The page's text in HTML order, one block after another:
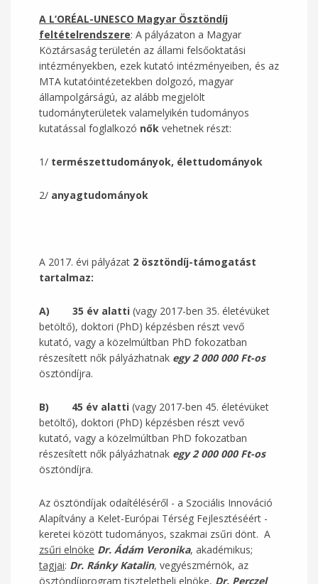
A L’ORÉAL-UNESCO Magyar Ösztöndíj
feltételrendszere: A pályázaton a Magyar
Köztársaság területén az állami felsőoktatási
intézményekben, ezek kutató intézményeiben, és az
MTA kutatóintézetekben dolgozó, magyar
állampolgárságú, az alább megjelölt
tudományterületek valamelyikén tudományos
kutatással foglalkozó nők vehetnek részt:
1/ természettudományok, élettudományok
2/ anyagtudományok
A 2017. évi pályázat 2 ösztöndíj-támogatást
tartalmaz:
A) 35 év alatti (vagy 2017-ben 35. életévüket
betöltő), doktori (PhD) képzésben részt vevő
kutató, vagy a közelmúltban PhD fokozatban
részesített nők pályázhatnak egy 2 000 000 Ft-os
ösztöndíjra.
B) 45 év alatti (vagy 2017-ben 45. életévüket
betöltő), doktori (PhD) képzésben részt vevő
kutató, vagy a közelmúltban PhD fokozatban
részesített nők pályázhatnak egy 2 000 000 Ft-os
ösztöndíjra.
Az ösztöndíjak odaítéléséről - a Szociális Innováció
Alapítvány a Kelet-Európai Térség Fejlesztéséért -
keretei között tudományos, szakmai zsűri dönt. A
zsűri elnöke Dr. Ádám Veronika, akadémikus;
tagjai: Dr. Ránky Katalin, vegyészmérnök, az
ösztöndíjprogram tiszteletbeli elnöke, Dr. Perczel